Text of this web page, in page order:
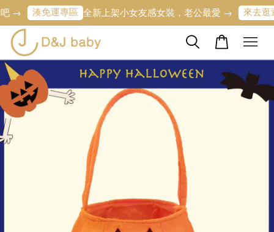
湊免運專區 全新上架小女友感女裝，老公最愛 → 來去逛逛